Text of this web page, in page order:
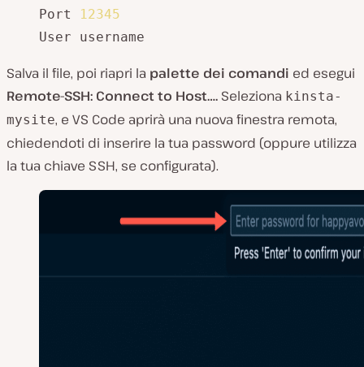
    Port
12345
    User username
Salva il file, poi riapri la palette dei comandi ed esegui
Remote-SSH: Connect to Host…. Seleziona kinsta-
mysite, e VS Code aprirà una nuova finestra remota,
chiedendoti di inserire la tua password (oppure utilizza
la tua chiave SSH, se configurata).